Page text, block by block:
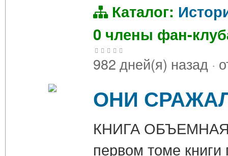
Каталог:
0 члены фан-
982 дней(я) назад ·
ОНИ
КНИГА
первом томе